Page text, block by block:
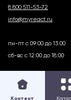
8 800 511-53-72
info@myreact.ru
пн-пт с 09:00 до 13:00
сб-вс с 12:00 до 18:00
Контент